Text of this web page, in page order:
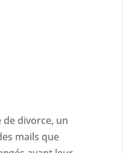
divorce, un
mails que